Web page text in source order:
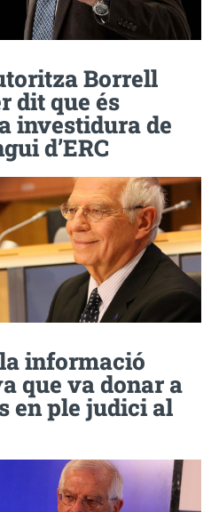
Borrell
dit que és
investidura de
d’ERC
informació
que va donar a
en ple judici al